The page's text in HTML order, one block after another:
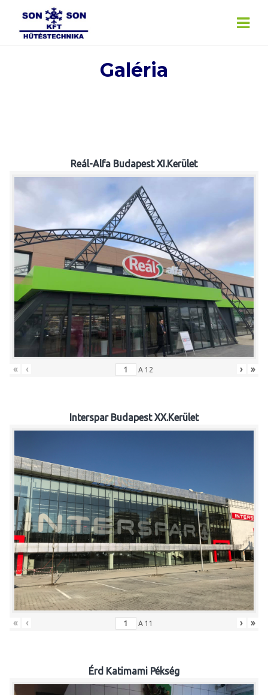
content
Galéria
Reál-Alfa Budapest XI.Kerület
« ‹ A 12 › »
Interspar Budapest XX.Kerület
« ‹ A 11 › »
Érd Katimami Pékség